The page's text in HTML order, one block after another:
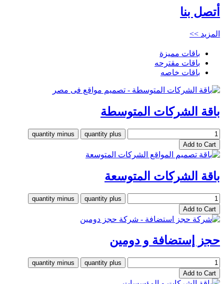
أتصل بنا
المزيد >>
باقات مميزة
باقات مقترحه
باقات خاصه
باقة الشركات المتوسطة
باقة الشركات المتوسعة
حجز إستضافة و دومين